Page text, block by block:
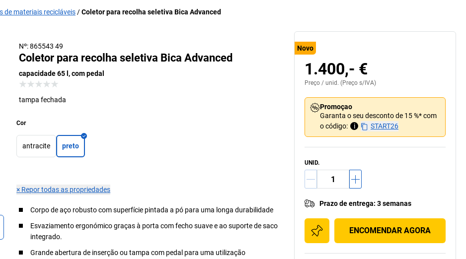
de materiais recicláveis Coletor para recolha seletiva Bica Advanced
Nº: 865543 49
Coletor para recolha seletiva Bica Advanced
capacidade 65 l, com pedal
tampa fechada
Cor
antracite preto
× Repor todas as propriedades
Corpo de aço robusto com superfície pintada a pó para uma longa durabilidade
Esvaziamento ergonómico graças à porta com fecho suave e ao suporte de saco
integrado.
Grande abertura de inserção ou tampa com pedal para uma utilização
Novo
1.400,- €
Preço / unid. (Preço s/IVA)
Promoçao
Garanta o seu desconto de 15 %* com
o código:
i START26
UNID.
Prazo de entrega: 3 semanas
ENCOMENDAR AGORA